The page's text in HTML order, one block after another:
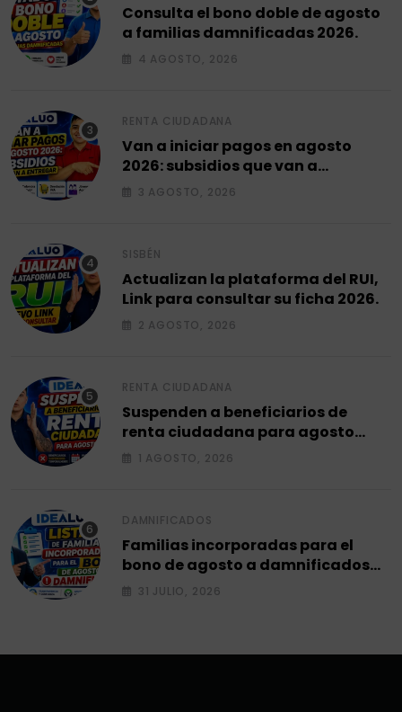
Consulta el bono doble de agosto
a familias damnificadas 2026.
4 AGOSTO, 2026
RENTA CIUDADANA
Van a iniciar pagos en agosto
2026: subsidios que van a
entregar.
3 AGOSTO, 2026
SISBÉN
Actualizan la plataforma del RUI,
Link para consultar su ficha 2026.
2 AGOSTO, 2026
RENTA CIUDADANA
Suspenden a beneficiarios de
renta ciudadana para agosto
2026.
1 AGOSTO, 2026
DAMNIFICADOS
Familias incorporadas para el
bono de agosto a damnificados
2026.
31 JULIO, 2026